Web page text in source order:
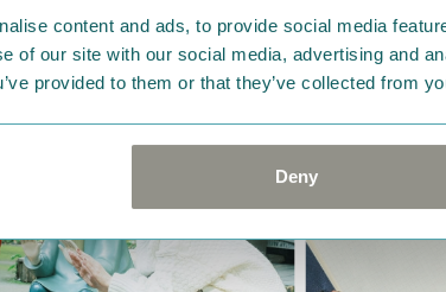
content and ads, to provide social media
of our site with our social media, advertising and
provided to them or that they’ve collected from
Deny